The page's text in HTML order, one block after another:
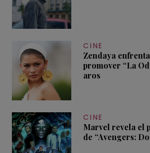
CINE
Zendaya
promover “La
aros
CINE
Marvel revela el
de “Avengers: